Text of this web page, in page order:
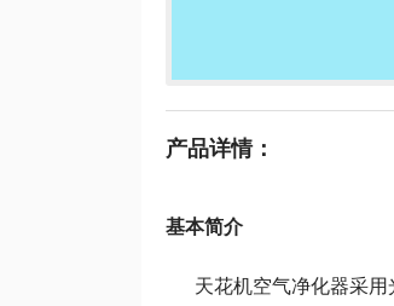
产品详情：
基本简介
天花机空气净化器采用